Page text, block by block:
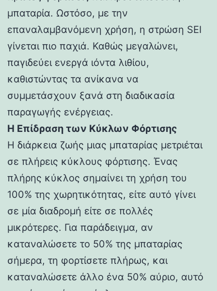
μπαταρία. Ωστόσο, με την
επαναλαμβανόμενη χρήση, η στρώση SEI
γίνεται πιο παχιά. Καθώς μεγαλώνει,
παγιδεύει ενεργά ιόντα λιθίου,
καθιστώντας τα ανίκανα να
συμμετάσχουν ξανά στη διαδικασία
παραγωγής ενέργειας.
Η Επίδραση των Κύκλων Φόρτισης
Η διάρκεια ζωής μιας μπαταρίας μετριέται
σε πλήρεις κύκλους φόρτισης. Ένας
πλήρης κύκλος σημαίνει τη χρήση του
100% της χωρητικότητας, είτε αυτό γίνει
σε μία διαδρομή είτε σε πολλές
μικρότερες. Για παράδειγμα, αν
καταναλώσετε το 50% της μπαταρίας
σήμερα, τη φορτίσετε πλήρως, και
καταναλώσετε άλλο ένα 50% αύριο, αυτό